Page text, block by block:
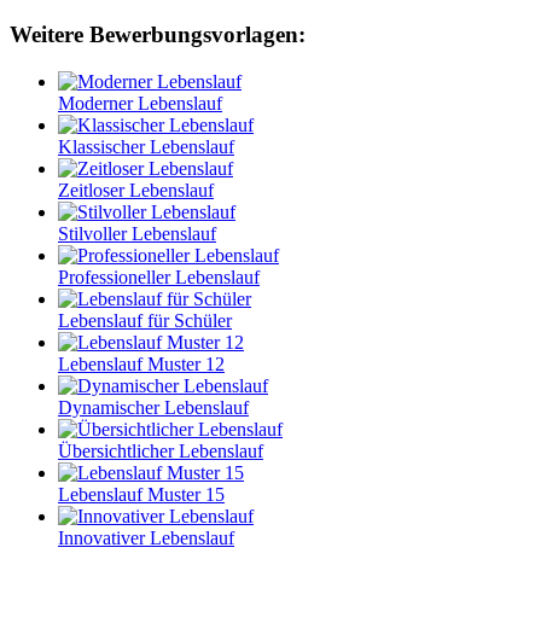
Weitere Bewerbungsvorlagen:
Moderner Lebenslauf
Klassischer Lebenslauf
Zeitloser Lebenslauf
Stilvoller Lebenslauf
Professioneller Lebenslauf
Lebenslauf für Schüler
Lebenslauf Muster 12
Dynamischer Lebenslauf
Übersichtlicher Lebenslauf
Lebenslauf Muster 15
Innovativer Lebenslauf